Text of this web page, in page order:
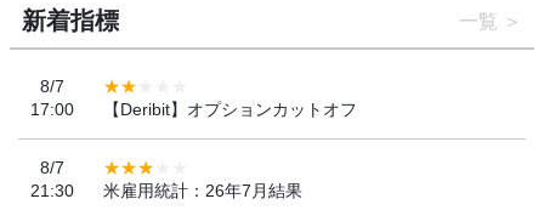
新着指標 一覧
8/7
17:00
【Deribit】オプションカットオフ
8/7
21:30
米雇用統計：26年7月結果